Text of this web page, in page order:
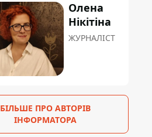
Олена
Нікітіна
ЖУРНАЛІСТ
БІЛЬШЕ ПРО АВТОРІВ
ІНФОРМАТОРА